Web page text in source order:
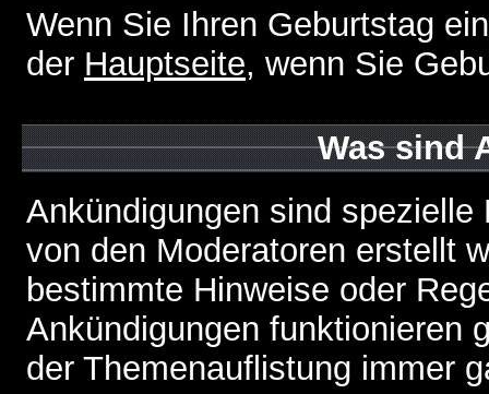
Wenn Sie Ihren Geburtstag
der Hauptseite, wenn Sie
Was sind
Ankündigungen sind
von den Moderatoren erstellt
bestimmte Hinweise oder
Ankündigungen funktionieren
der Themenauflistung immer